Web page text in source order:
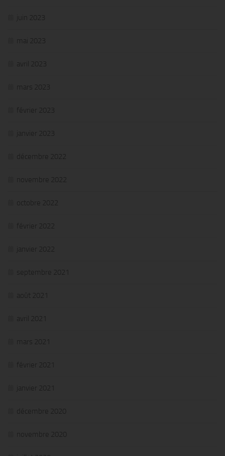
juin 2023
mai 2023
avril 2023
mars 2023
février 2023
janvier 2023
décembre 2022
novembre 2022
octobre 2022
février 2022
janvier 2022
septembre 2021
août 2021
avril 2021
mars 2021
février 2021
janvier 2021
décembre 2020
novembre 2020